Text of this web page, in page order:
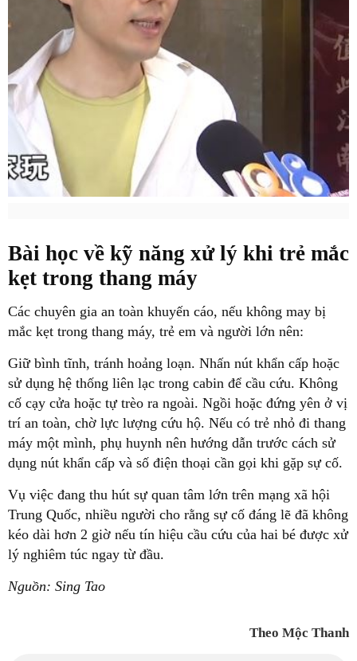
Bài học về kỹ năng xử lý khi trẻ mắc
kẹt trong thang máy
Các chuyên gia an toàn khuyến cáo, nếu không may bị
mắc kẹt trong thang máy, trẻ em và người lớn nên:
Giữ bình tĩnh, tránh hoảng loạn. Nhấn nút khẩn cấp hoặc
sử dụng hệ thống liên lạc trong cabin để cầu cứu. Không
cố cạy cửa hoặc tự trèo ra ngoài. Ngồi hoặc đứng yên ở vị
trí an toàn, chờ lực lượng cứu hộ. Nếu có trẻ nhỏ đi thang
máy một mình, phụ huynh nên hướng dẫn trước cách sử
dụng nút khẩn cấp và số điện thoại cần gọi khi gặp sự cố.
Vụ việc đang thu hút sự quan tâm lớn trên mạng xã hội
Trung Quốc, nhiều người cho rằng sự cố đáng lẽ đã không
kéo dài hơn 2 giờ nếu tín hiệu cầu cứu của hai bé được xử
lý nghiêm túc ngay từ đầu.
Nguồn: Sing Tao
Theo Mộc Thanh